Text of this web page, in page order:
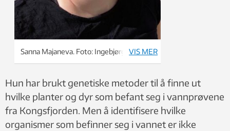
Sanna Majaneva. Foto: Ingebjørg Hestvik
VIS MER
Hun har brukt genetiske metoder til å finne ut
hvilke planter og dyr som befant seg i vannprøvene
fra Kongsfjorden. Men å identifisere hvilke
organismer som befinner seg i vannet er ikke